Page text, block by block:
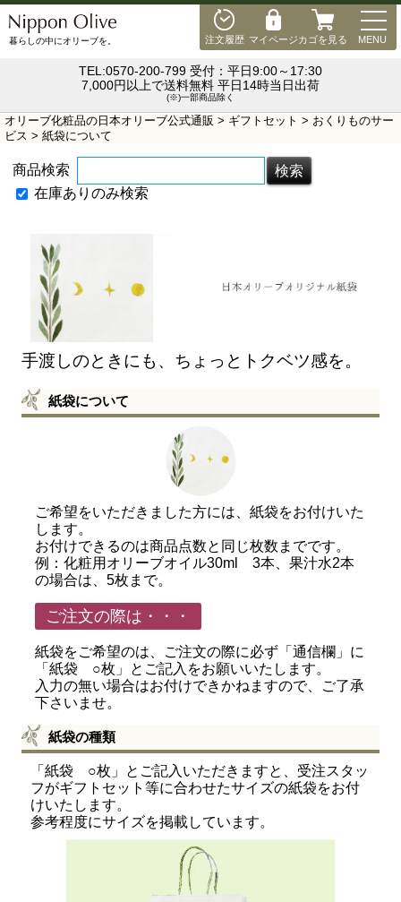
注文履歴 マイページカゴを見る MENU
暮らしの中にオリーブを。
TEL:0570-200-799 受付：平日9:00～17:30
7,000円以上で送料無料 平日14時当日出荷
(※)一部商品除く
オリーブ化粧品の日本オリーブ公式通販 > ギフトセット > おくりものサー
ビス > 紙袋について
商品検索
在庫ありのみ検索
手渡しのときにも、ちょっとトクベツ感を。
紙袋について
ご希望をいただきました方には、紙袋をお付けいた
します。
お付けできるのは商品点数と同じ枚数までです。
例：化粧用オリーブオイル30ml 3本、果汁水2本
の場合は、5枚まで。
ご注文の際は・・・
紙袋をご希望のは、ご注文の際に必ず「通信欄」に
「紙袋 ○枚」とご記入をお願いいたします。
入力の無い場合はお付けできかねますので、ご了承
下さいませ。
紙袋の種類
「紙袋 ○枚」とご記入いただきますと、受注スタッ
フがギフトセット等に合わせたサイズの紙袋をお付
けいたします。
参考程度にサイズを掲載しています。